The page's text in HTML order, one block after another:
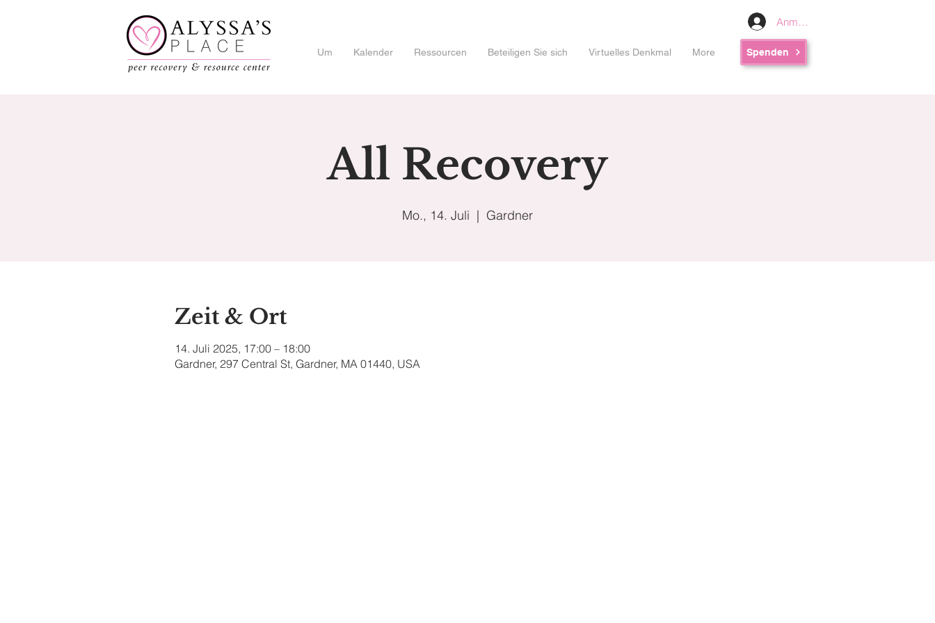
Anmelden
Um Kalender Ressourcen Beteiligen Sie sich Virtuelles Denkmal More Spenden
All Recovery
Mo., 14. Juli
  |
Gardner
Zeit & Ort
14. Juli 2025, 17:00 – 18:00
Gardner, 297 Central St, Gardner, MA 01440, USA